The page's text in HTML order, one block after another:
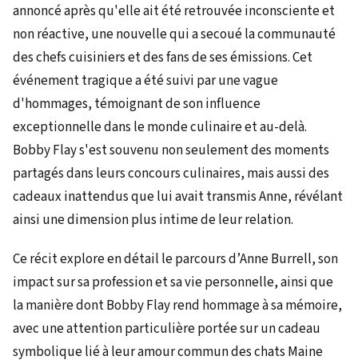
annoncé après qu'elle ait été retrouvée inconsciente et
non réactive, une nouvelle qui a secoué la communauté
des chefs cuisiniers et des fans de ses émissions. Cet
événement tragique a été suivi par une vague
d'hommages, témoignant de son influence
exceptionnelle dans le monde culinaire et au-delà.
Bobby Flay s'est souvenu non seulement des moments
partagés dans leurs concours culinaires, mais aussi des
cadeaux inattendus que lui avait transmis Anne, révélant
ainsi une dimension plus intime de leur relation.
Ce récit explore en détail le parcours d’Anne Burrell, son
impact sur sa profession et sa vie personnelle, ainsi que
la manière dont Bobby Flay rend hommage à sa mémoire,
avec une attention particulière portée sur un cadeau
symbolique lié à leur amour commun des chats Maine